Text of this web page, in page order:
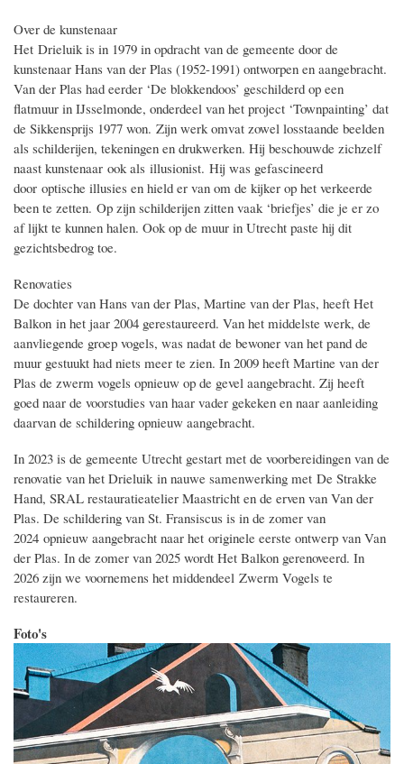
Over de kunstenaar
Het Drieluik is in 1979 in opdracht van de gemeente door de
kunstenaar Hans van der Plas (1952-1991) ontworpen en aangebracht.
Van der Plas had eerder ‘De blokkendoos’ geschilderd op een
flatmuur in IJsselmonde, onderdeel van het project ‘Townpainting’ dat
de Sikkensprijs 1977 won. Zijn werk omvat zowel losstaande beelden
als schilderijen, tekeningen en drukwerken. Hij beschouwde zichzelf
naast kunstenaar ook als illusionist. Hij was gefascineerd
door optische illusies en hield er van om de kijker op het verkeerde
been te zetten. Op zijn schilderijen zitten vaak ‘briefjes’ die je er zo
af lijkt te kunnen halen. Ook op de muur in Utrecht paste hij dit
gezichtsbedrog toe.
Renovaties
De dochter van Hans van der Plas, Martine van der Plas, heeft Het
Balkon in het jaar 2004 gerestaureerd. Van het middelste werk, de
aanvliegende groep vogels, was nadat de bewoner van het pand de
muur gestuukt had niets meer te zien. In 2009 heeft Martine van der
Plas de zwerm vogels opnieuw op de gevel aangebracht. Zij heeft
goed naar de voorstudies van haar vader gekeken en naar aanleiding
daarvan de schildering opnieuw aangebracht.
In 2023 is de gemeente Utrecht gestart met de voorbereidingen van de
renovatie van het Drieluik in nauwe samenwerking met De Strakke
Hand, SRAL restauratieatelier Maastricht en de erven van Van der
Plas. De schildering van St. Fransiscus is in de zomer van
2024 opnieuw aangebracht naar het originele eerste ontwerp van Van
der Plas. In de zomer van 2025 wordt Het Balkon gerenoveerd. In
2026 zijn we voornemens het middendeel Zwerm Vogels te
restaureren.
Foto's